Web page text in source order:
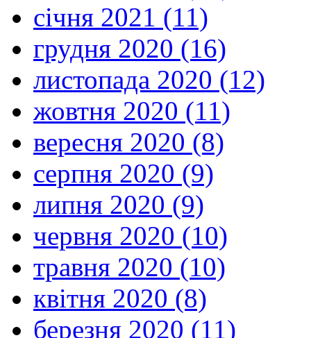
січня 2021 (11)
грудня 2020 (16)
листопада 2020 (12)
жовтня 2020 (11)
вересня 2020 (8)
серпня 2020 (9)
липня 2020 (9)
червня 2020 (10)
травня 2020 (10)
квітня 2020 (8)
березня 2020 (11)